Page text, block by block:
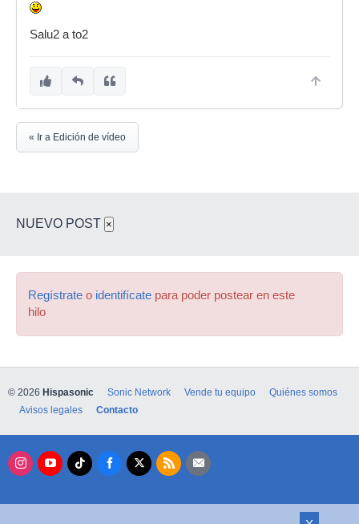
Salu2 a to2
« Ir a Edición de vídeo
NUEVO POST ×
Regístrate o identifícate para poder postear en este
hilo
© 2026 Hispasonic Sonic Network Vende tu equipo
Quiénes somos
Avisos legales
Contacto